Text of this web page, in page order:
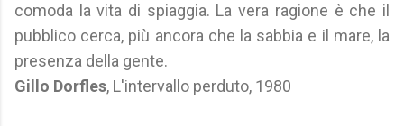
comoda la vita di spiaggia. La vera ragione è che il
pubblico cerca, più ancora che la sabbia e il mare, la
presenza della gente.
Gillo Dorfles, L'intervallo perduto, 1980